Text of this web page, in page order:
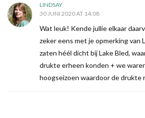
LINDSAY
30 JUNI 2020 AT 14:08
Wat leuk! Kende jullie elkaar
zeker eens met je opmerking van
zaten héél dicht bij Lake Bled,
drukte erheen konden + we
hoogseizoen waardoor de drukte